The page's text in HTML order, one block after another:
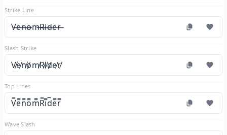
Strike Line
V̶e̶n̶o̶m̶R̶i̶d̶e̶r̶
Slash Strike
V̸e̸n̸o̸m̸R̸i̸d̸e̸r̸
Top Lines
V̿e̿n̿o̿m̿R̿i̿d̿e̿r̿
Wave Slash